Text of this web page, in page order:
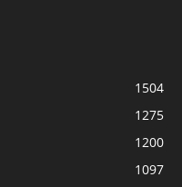
1504
1275
1200
1097